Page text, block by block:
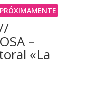
PRÓXIMAMENTE
–
«La